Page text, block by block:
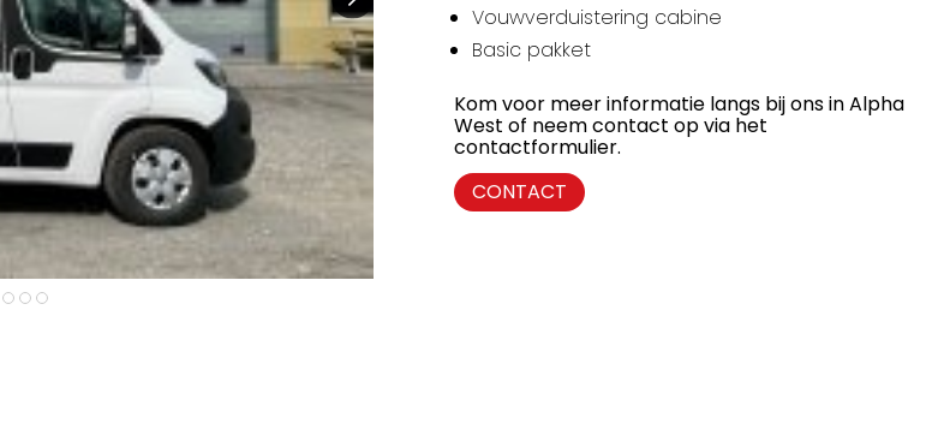
Vouwverduistering cabine
Basic pakket
Kom voor meer informatie langs bij ons in Alpha
West of neem contact op via het
contactformulier.
CONTACT